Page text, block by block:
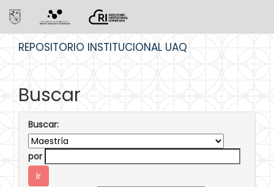
REPOSITORIO INSTITUCIONAL UAQ
Buscar
Buscar:
por